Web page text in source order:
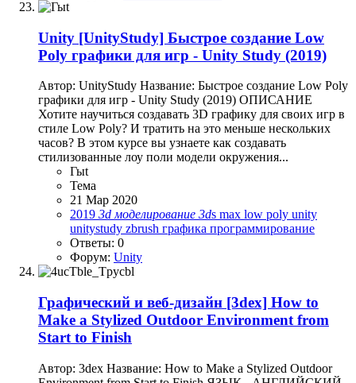
Unity [UnityStudy] Быстрое создание Low
Poly графики для игр - Unity Study (2019)
Автор: UnityStudy Название: Быстрое создание Low Poly
графики для игр - Unity Study (2019) ОПИСАНИЕ
Хотите научиться создавать 3D графику для своих игр в
стиле Low Poly? И тратить на это меньше нескольких
часов? В этом курсе вы узнаете как создавать
стилизованные лоу поли модели окружения...
Гыt
Тема
21 Мар 2020
2019 3d моделирование 3ds max low poly unity
unitystudy zbrush графика программирование
Ответы: 0
Форум: Unity
Графический и веб-дизайн [3dex] How to
Make a Stylized Outdoor Environment from
Start to Finish
Автор: 3dex Название: How to Make a Stylized Outdoor